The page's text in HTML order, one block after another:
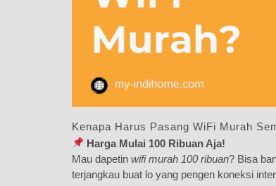
Kenapa Harus Pasang WiFi Murah
Harga Mulai 100 Ribuan Aja!
Mau dapetin wifi murah 100 ribuan? Bisa
terjangkau buat lo yang pengen koneksi